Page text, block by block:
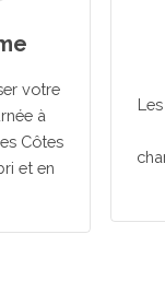
votre
à
Côtes
et en